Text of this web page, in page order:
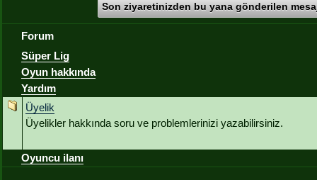
Son ziyaretinizden bu yana gönderilen
Forum
Süper Lig
Oyun hakkında
Yardım
Üyelik
Üyelikler hakkında soru ve problemlerinizi yazabilirsiniz.
Oyuncu ilanı